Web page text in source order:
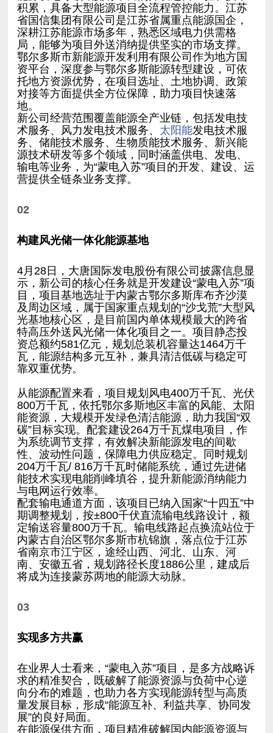
地。
术服务、风力发电技术服务、 太阳能
营提供全链条业务支撑。
02
构建风光储一体化能源基地
靠双重优势。
与电网运行效率。
将成为连接蒙苏两地的能源大动脉。
03
实现多方共赢
展”的良好局面。